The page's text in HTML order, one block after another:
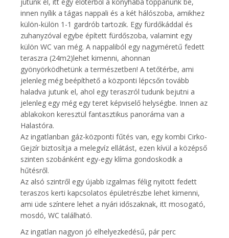
innen nyílik a tágas nappali és a két hálószoba, amikhez
külön-külön 1-1 gardrób tartozik. Egy fürdőkáddal és
zuhanyzóval egybe épített fürdőszoba, valamint egy
külön WC van még. A nappaliból egy nagyméretű fedett
teraszra (24m2)lehet kimenni, ahonnan
gyönyörködhetünk a természetben! A tetőtérbe, ami
jelenleg még beépíthető a központi lépcsőn tovább
haladva jutunk el, ahol egy teraszról tudunk bejutni a
jelenleg egy még egy teret képviselő helységbe. Innen az
ablakokon keresztül fantasztikus panoráma van a
Halastóra.
Az ingatlanban gáz-központi fűtés van, egy kombi Cirko-
Gejzír biztosítja a melegvíz ellátást, ezen kívül a középső
szinten szobánként egy-egy klíma gondoskodik a
hűtésről.
Az alsó szintről egy újabb izgalmas félig nyitott fedett
teraszos kerti kapcsolatos épületrészbe lehet kimenni,
ami üde színtere lehet a nyári időszaknak, itt mosogató,
mosdó, WC található.
Az ingatlan nagyon jó elhelyezkedésű, pár perc